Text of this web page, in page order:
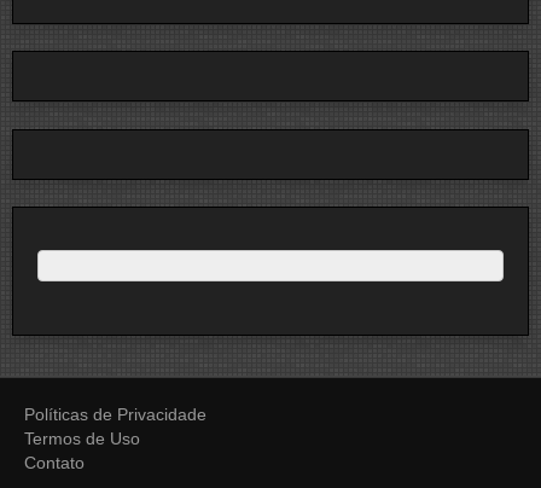
Políticas de Privacidade
Termos de Uso
Contato